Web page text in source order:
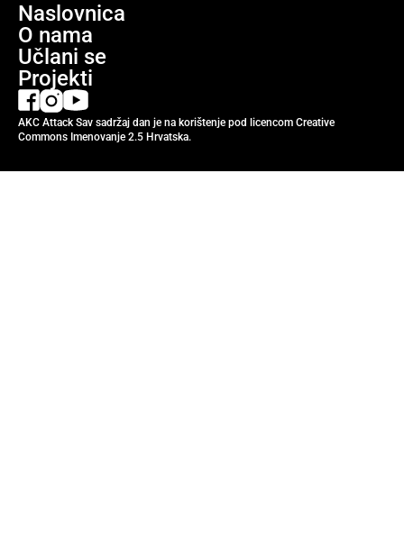
Naslovnica
O nama
Učlani se
Projekti
AKC Attack Sav sadržaj dan je na korištenje pod licencom Creative
Commons Imenovanje 2.5 Hrvatska.